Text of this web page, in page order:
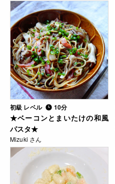
初級 レベル 10分
★ベーコンとまいたけの和風
パスタ★
Mizuki さん